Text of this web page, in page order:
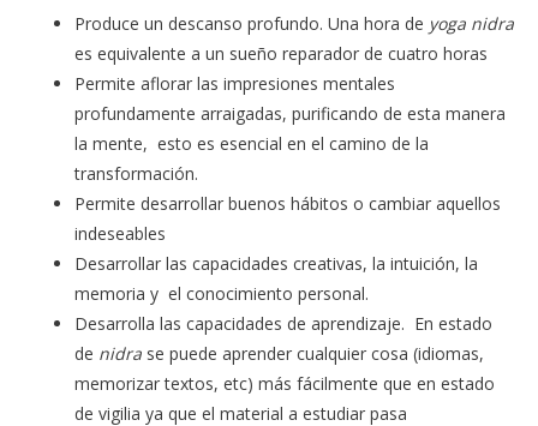
Produce un descanso profundo. Una hora de yoga nidra
es equivalente a un sueño reparador de cuatro horas
Permite aflorar las impresiones mentales
profundamente arraigadas, purificando de esta manera
la mente, esto es esencial en el camino de la
transformación.
Permite desarrollar buenos hábitos o cambiar aquellos
indeseables
Desarrollar las capacidades creativas, la intuición, la
memoria y el conocimiento personal.
Desarrolla las capacidades de aprendizaje. En estado
de nidra se puede aprender cualquier cosa (idiomas,
memorizar textos, etc) más fácilmente que en estado
de vigilia ya que el material a estudiar pasa